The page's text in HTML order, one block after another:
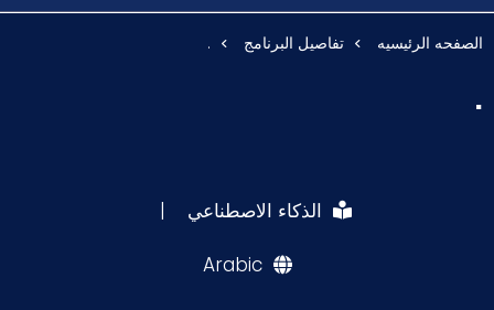
الصفحه الرئيسيه تفاصيل البرنامج .
.
الذكاء الاصطناعي |
Arabic